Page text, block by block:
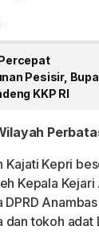
Pesisir,
KKP RI
Kajati Kepri
Kepala
DPRD
dan tokoh